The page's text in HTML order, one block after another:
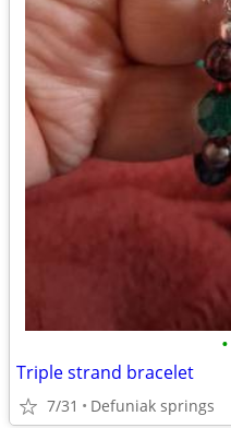
•
Triple strand bracelet
7/31 Defuniak springs